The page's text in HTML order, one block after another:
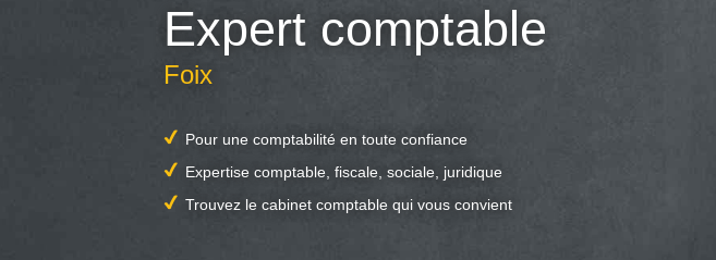
Expert comptable
Foix
Pour une comptabilité en toute confiance
Expertise comptable, fiscale, sociale, juridique
Trouvez le cabinet comptable qui vous convient